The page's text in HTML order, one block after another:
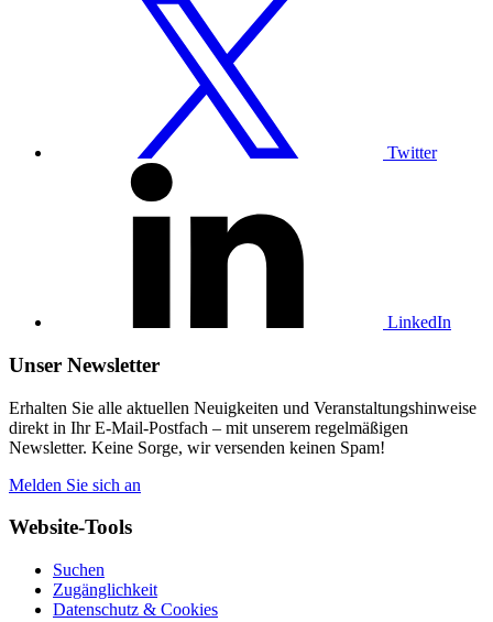
Twitter
LinkedIn
Unser Newsletter
Erhalten Sie alle aktuellen Neuigkeiten und Veranstaltungshinweise
direkt in Ihr E-Mail-Postfach – mit unserem regelmäßigen
Newsletter. Keine Sorge, wir versenden keinen Spam!
Melden Sie sich an
Website-Tools
Suchen
Zugänglichkeit
Datenschutz & Cookies